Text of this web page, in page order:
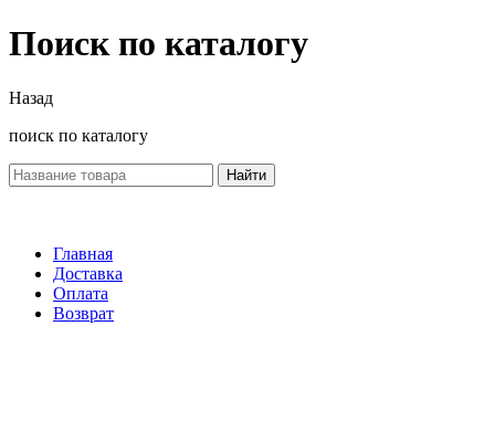
Поиск по каталогу
Назад
поиск по каталогу
Найти
Главная
Доставка
Оплата
Возврат